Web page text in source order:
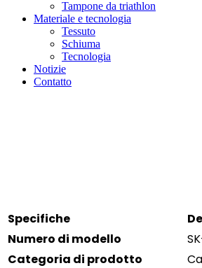
Tampone da triathlon
Materiale e tecnologia
Tessuto
Schiuma
Tecnologia
Notizie
Contatto
Specifiche
Numero di modello
Categoria di prodotto